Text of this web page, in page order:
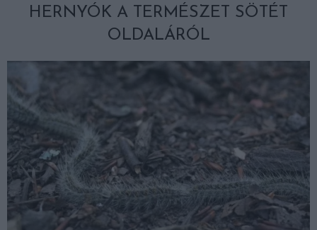
HERNYÓK A TERMÉSZET SÖTÉT
OLDALÁRÓL